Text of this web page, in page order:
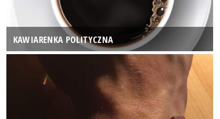
KAWIARENKA POLITYCZNA